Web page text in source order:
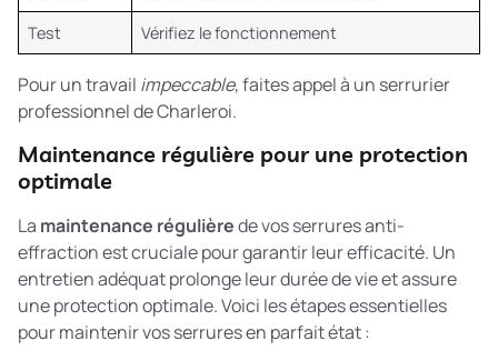
Test
Vérifiez le fonctionnement
Pour un travail impeccable, faites appel à un serrurier
professionnel de Charleroi.
Maintenance régulière pour une protection
optimale
La maintenance régulièrede vos serrures anti-
effraction est cruciale pour garantir leur efficacité. Un
entretien adéquat prolonge leur durée de vie et assure
une protection optimale. Voici les étapes essentielles
pour maintenir vos serrures en parfait état :